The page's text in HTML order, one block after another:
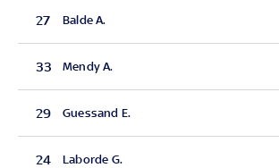
27 Balde A.
33 Mendy A.
29 Guessand E.
24 Laborde G.